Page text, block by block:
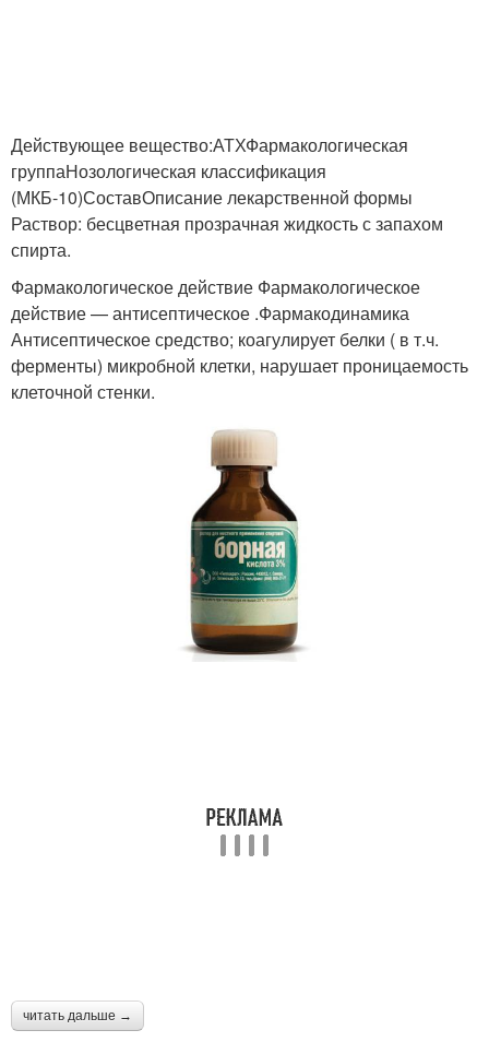
Действующее вещество:АТХФармакологическая
группаНозологическая классификация
(МКБ-10)СоставОписание лекарственной формы
Раствор: бесцветная прозрачная жидкость с запахом
спирта.
Фармакологическое действие Фармакологическое
действие — антисептическое .Фармакодинамика
Антисептическое средство; коагулирует белки ( в т.ч.
ферменты) микробной клетки, нарушает проницаемость
клеточной стенки.
читать дальше →